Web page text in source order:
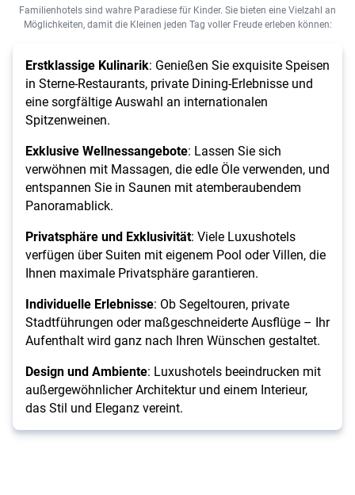
Familienhotels sind wahre Paradiese für Kinder. Sie bieten eine Vielzahl an
Möglichkeiten, damit die Kleinen jeden Tag voller Freude erleben können:
Erstklassige Kulinarik: Genießen Sie exquisite Speisen
in Sterne-Restaurants, private Dining-Erlebnisse und
eine sorgfältige Auswahl an internationalen
Spitzenweinen.
Exklusive Wellnessangebote: Lassen Sie sich
verwöhnen mit Massagen, die edle Öle verwenden, und
entspannen Sie in Saunen mit atemberaubendem
Panoramablick.
Privatsphäre und Exklusivität: Viele Luxushotels
verfügen über Suiten mit eigenem Pool oder Villen, die
Ihnen maximale Privatsphäre garantieren.
Individuelle Erlebnisse: Ob Segeltouren, private
Stadtführungen oder maßgeschneiderte Ausflüge – Ihr
Aufenthalt wird ganz nach Ihren Wünschen gestaltet.
Design und Ambiente: Luxushotels beeindrucken mit
außergewöhnlicher Architektur und einem Interieur,
das Stil und Eleganz vereint.